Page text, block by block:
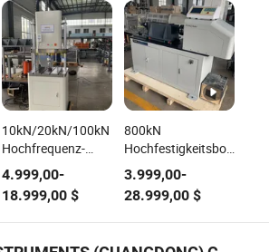
10kN/20kN/100kN
Hochfrequenz-
Elektronisch/Hydraulischer
Dynamischer
Ermüdungstester
mit
4.999,00-
18.999,00$
800kN
Hochfestigkeitsbolzen-
Drehmoment-
Vorspannprüfsystem
für Strukturbolzen
M12-M36 Prüfer
3.999,00-
28.999,00$